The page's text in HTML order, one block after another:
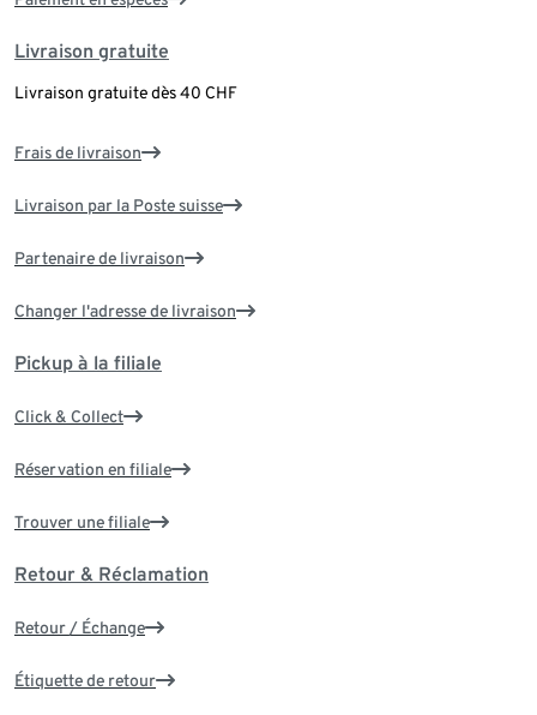
Livraison gratuite
Livraison gratuite dès 40 CHF
Frais de livraison
Livraison par la Poste suisse
Partenaire de livraison
Changer l'adresse de livraison
Pickup à la filiale
Click & Collect
Réservation en filiale
Trouver une filiale
Retour & Réclamation
Retour / Échange
Étiquette de retour